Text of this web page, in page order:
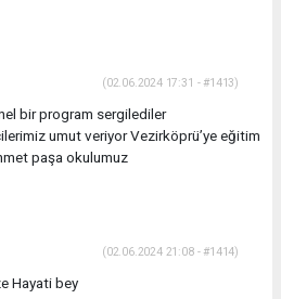
(02.06.2024 17:31 - #1413)
bir program sergilediler
umut veriyor Vezirköprü’ye eğitim
paşa okulumuz
(02.06.2024 21:08 - #1414)
Hayati bey